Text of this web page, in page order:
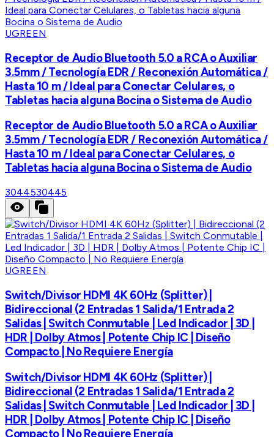
UGREEN
Receptor de Audio Bluetooth 5.0 a RCA o Auxiliar
3.5mm / Tecnología EDR / Reconexión Automática /
Hasta 10 m / Ideal para Conectar Celulares, o
Tabletas hacia alguna Bocina o Sistema de Audio
Receptor de Audio Bluetooth 5.0 a RCA o Auxiliar
3.5mm / Tecnología EDR / Reconexión Automática /
Hasta 10 m / Ideal para Conectar Celulares, o
Tabletas hacia alguna Bocina o Sistema de Audio
3044530445
UGREEN
Switch/Divisor HDMI 4K 60Hz (Splitter) |
Bidireccional (2 Entradas 1 Salida/1 Entrada 2
Salidas | Switch Conmutable | Led Indicador | 3D |
HDR | Dolby Atmos | Potente Chip IC | Diseño
Compacto | No Requiere Energía
Switch/Divisor HDMI 4K 60Hz (Splitter) |
Bidireccional (2 Entradas 1 Salida/1 Entrada 2
Salidas | Switch Conmutable | Led Indicador | 3D |
HDR | Dolby Atmos | Potente Chip IC | Diseño
Compacto | No Requiere Energía